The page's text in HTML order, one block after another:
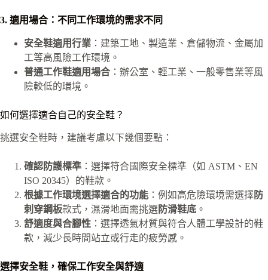
3. 適用場合：不同工作環境的需求不同
安全鞋適用行業 ：建築工地、製造業、倉儲物流、金屬加
工等高風險工作環境。
普通工作鞋適用場合 ：辦公室、輕工業、一般零售業等風
險較低的環境。
如何選擇適合自己的安全鞋？
挑選安全鞋時，建議考慮以下幾個要點：
確認防護標準 ：選擇符合國際安全標準（如 ASTM、EN
ISO 20345）的鞋款。
根據工作環境選擇適合的功能 ：例如高危險環境需選擇防
刺穿鋼板款式，濕滑地面需挑選防滑鞋底 。
舒適度與合腳性 ：選擇透氣材質與符合人體工學設計的鞋
款，減少長時間站立或行走的疲勞感。
選擇安全鞋，確保工作安全與舒適